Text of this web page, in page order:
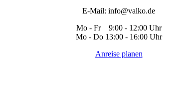
E-Mail: info@valko.de
Mo - Fr 9:00 - 12:00 Uhr
Mo - Do 13:00 - 16:00 Uhr
Anreise planen